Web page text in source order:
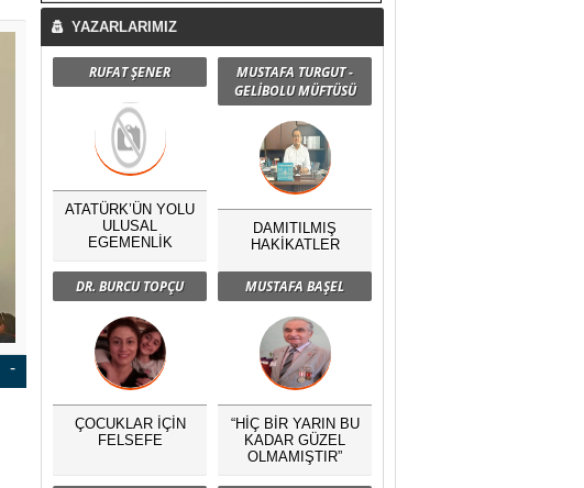
YAZARLARIMIZ
RUFAT ŞENER
ATATÜRK’ÜN YOLU
ULUSAL
EGEMENLİK
MUSTAFA TURGUT -
GELİBOLU MÜFTÜSÜ
DAMITILMIŞ
HAKİKATLER
DR. BURCU TOPÇU
ÇOCUKLAR İÇİN
FELSEFE
MUSTAFA BAŞEL
“HİÇ BİR YARIN BU
KADAR GÜZEL
OLMAMIŞTIR”